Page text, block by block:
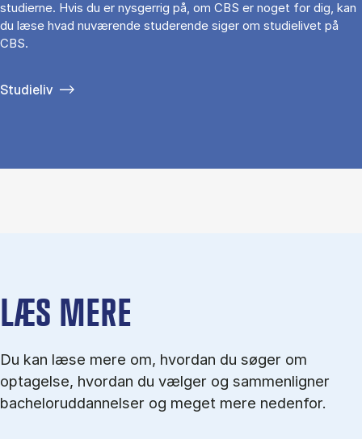
studierne. Hvis du er nysgerrig på, om CBS er noget for dig, kan
du læse hvad nuværende studerende siger om studielivet på
CBS.
Studieliv
LÆS MERE
Du kan læse mere om, hvordan du søger om
optagelse, hvordan du vælger og sammenligner
bacheloruddannelser og meget mere nedenfor.